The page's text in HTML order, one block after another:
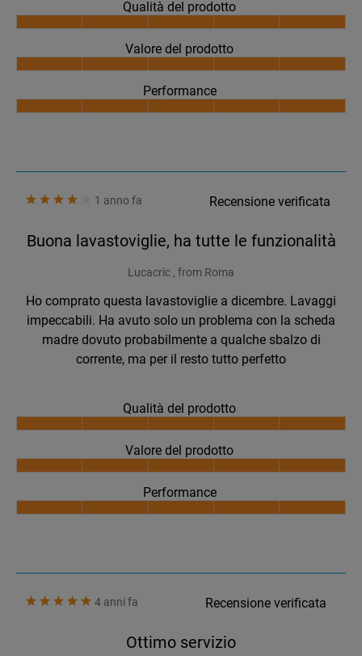
Qualità del prodotto
Valore del prodotto
Performance
1 anno fa Recensione verificata
Buona lavastoviglie, ha tutte le funzionalità
Lucacric , from Roma
Ho comprato questa lavastoviglie a dicembre. Lavaggi
impeccabili. Ha avuto solo un problema con la scheda
madre dovuto probabilmente a qualche sbalzo di
corrente, ma per il resto tutto perfetto
Qualità del prodotto
Valore del prodotto
Performance
4 anni fa Recensione verificata
Ottimo servizio